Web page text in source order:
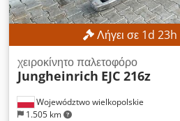
Λήγει σε 1d 23h
Województwo wielkopolskie
1.505 km
χειροκίνητο παλετοφόρο
Jungheinrich EJC 216z